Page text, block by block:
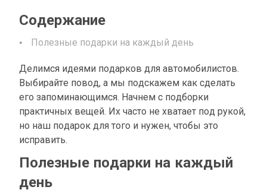
Содержание
Полезные подарки на каждый день
Делимся идеями подарков для автомобилистов.
Выбирайте повод, а мы подскажем как сделать
его запоминающимся. Начнем с подборки
практичных вещей. Их часто не хватает под рукой,
но наш подарок для того и нужен, чтобы это
исправить.
Полезные подарки на каждый
день